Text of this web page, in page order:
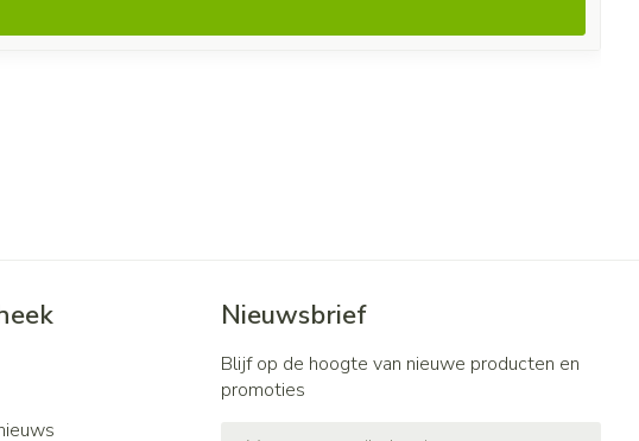
Nieuwsbrief
Blijf op de hoogte van nieuwe producten en
promoties